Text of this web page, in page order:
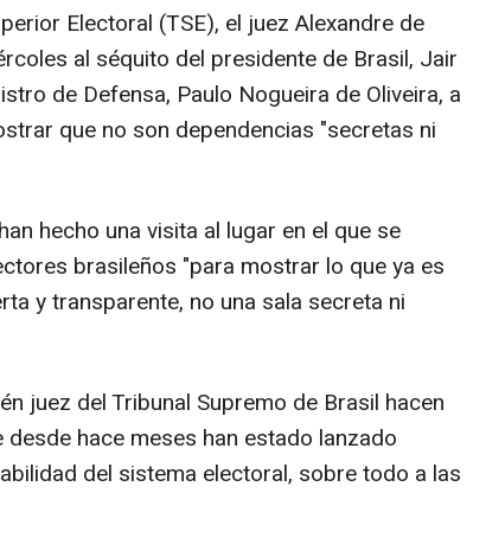
Electoral (TSE), el juez Alexandre de
al séquito del presidente de Brasil, Jair
de Defensa, Paulo Nogueira de Oliveira, a
que no son dependencias "secretas ni
hecho una visita al lugar en el que se
brasileños "para mostrar lo que ya es
y transparente, no una sala secreta ni
juez del Tribunal Supremo de Brasil hacen
hace meses han estado lanzado
del sistema electoral, sobre todo a las